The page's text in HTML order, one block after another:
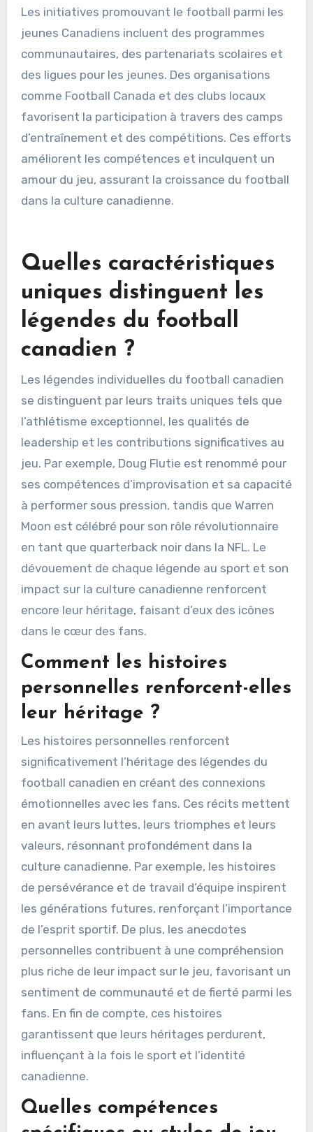
Quelles initiatives
promeuvent le football
parmi les jeunes Canadiens
?
Les initiatives promouvant le football parmi les
jeunes Canadiens incluent des programmes
communautaires, des partenariats scolaires et
des ligues pour les jeunes. Des organisations
d’entraînement et des compétitions. Ces efforts
améliorent les compétences et inculquent un
amour du jeu, assurant la croissance du football
dans la culture canadienne.
Quelles caractéristiques
uniques distinguent les
légendes du football
canadien ?
Les légendes individuelles du football canadien
se distinguent par leurs traits uniques tels que
l’athlétisme exceptionnel, les qualités de
leadership et les contributions significatives au
jeu. Par exemple, Doug Flutie est renommé pour
ses compétences d’improvisation et sa capacité
à performer sous pression, tandis que Warren
en tant que quarterback noir dans la NFL. Le
dévouement de chaque légende au sport et son
impact sur la culture canadienne renforcent
Comment les histoires
personnelles renforcent-elles
leur héritage ?
Les histoires personnelles renforcent
significativement l’héritage des légendes du
football canadien en créant des connexions
émotionnelles avec les fans. Ces récits mettent
en avant leurs luttes, leurs triomphes et leurs
valeurs, résonnant profondément dans la
culture canadienne. Par exemple, les histoires
de persévérance et de travail d’équipe inspirent
les générations futures, renforçant l’importance
de l’esprit sportif. De plus, les anecdotes
personnelles contribuent à une compréhension
sentiment de communauté et de fierté parmi les